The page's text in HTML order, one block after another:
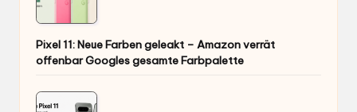
Pixel 11: Neue Farben geleakt – Amazon verrät
offenbar Googles gesamte Farbpalette